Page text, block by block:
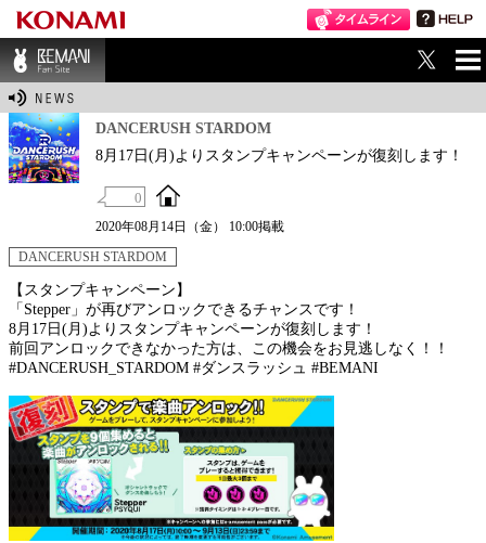
BEMANI Fan Sit
DANCERUSH STARDOM
8月17日(月)よりスタンプキャンペーンが復刻します！
0
2020年08月14日（金） 10:00掲載
DANCERUSH STARDOM
【スタンプキャンペーン】
「Stepper」が再びアンロックできるチャンスです！
8月17日(月)よりスタンプキャンペーンが復刻します！
前回アンロックできなかった方は、この機会をお見逃しなく！！
#DANCERUSH_STARDOM #ダンスラッシュ #BEMANI